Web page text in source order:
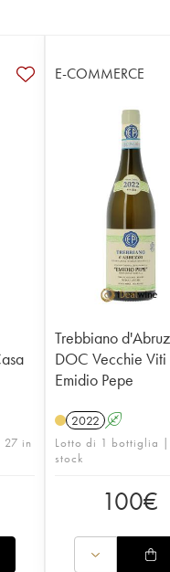
in
E-COMMERCE
Trebbiano
DOC Vecchie Viti
Emidio Pepe
2022 A
Lotto di 1 bottiglia |
stock
100€